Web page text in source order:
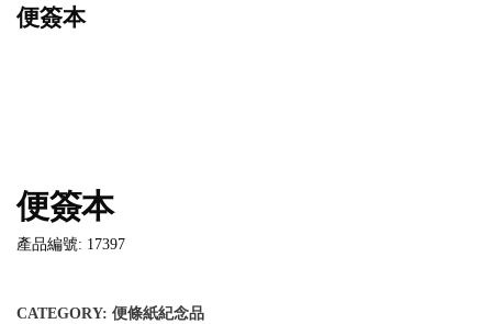
便簽本
便簽本
產品編號: 17397
CATEGORY: 便條紙紀念品